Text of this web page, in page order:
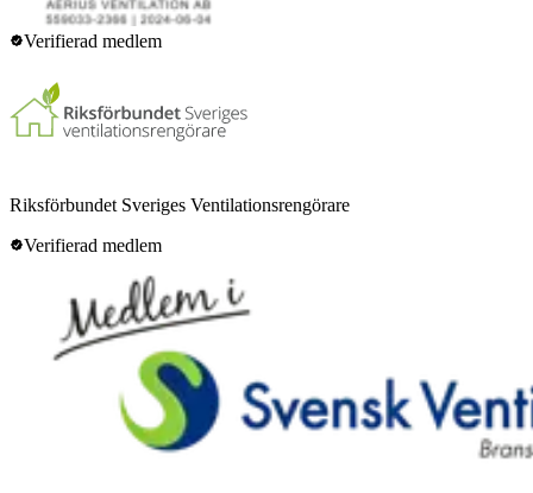
Verifierad medlem
Riksförbundet Sveriges Ventilationsrengörare
Verifierad medlem